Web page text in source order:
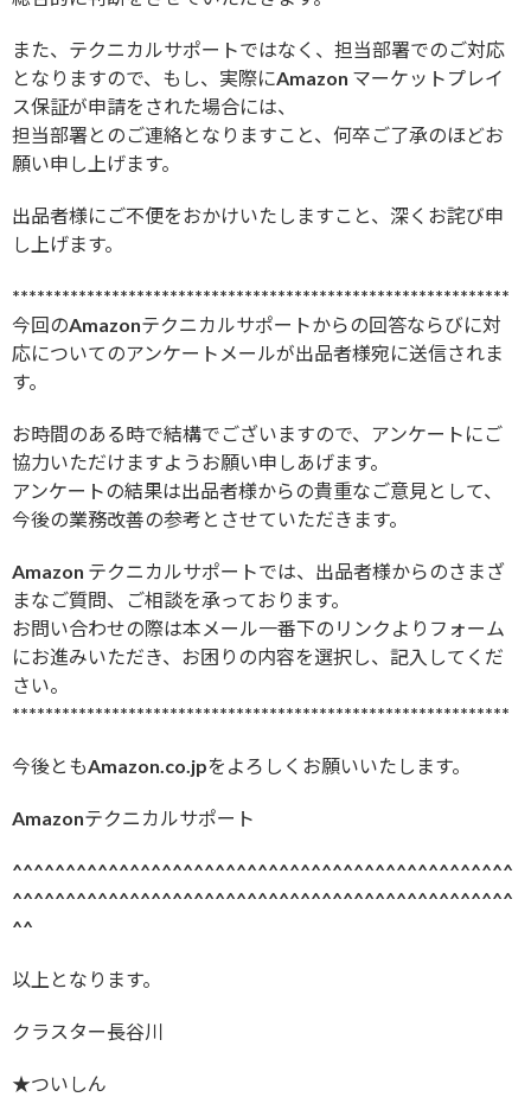
また、テクニカルサポートではなく、担当部署でのご対応
となりますので、もし、実際にAmazon マーケットプレイ
ス保証が申請をされた場合には、
担当部署とのご連絡となりますこと、何卒ご了承のほどお
願い申し上げます。
出品者様にご不便をおかけいたしますこと、深くお詫び申
し上げます。
************************************************************
今回のAmazonテクニカルサポートからの回答ならびに対
応についてのアンケートメールが出品者様宛に送信されま
す。
お時間のある時で結構でございますので、アンケートにご
協力いただけますようお願い申しあげます。
アンケートの結果は出品者様からの貴重なご意見として、
今後の業務改善の参考とさせていただきます。
Amazon テクニカルサポートでは、出品者様からのさまざ
まなご質問、ご相談を承っております。
お問い合わせの際は本メール一番下のリンクよりフォーム
にお進みいただき、お困りの内容を選択し、記入してくだ
さい。
************************************************************
今後ともAmazon.co.jpをよろしくお願いいたします。
Amazonテクニカルサポート
^^^^^^^^^^^^^^^^^^^^^^^^^^^^^^^^^^^^^^^^^^^^^^^
^^^^^^^^^^^^^^^^^^^^^^^^^^^^^^^^^^^^^^^^^^^^^^^
^^
以上となります。
クラスター長谷川
★ついしん